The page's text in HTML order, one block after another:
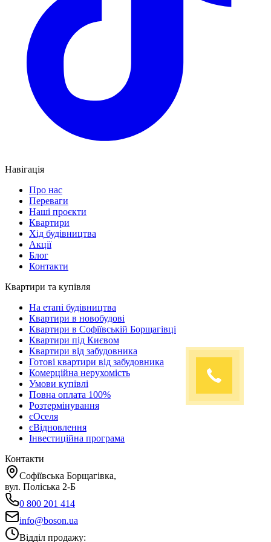
Навігація
Про нас
Переваги
Наші проєкти
Квартири
Хід будівництва
Акції
Блог
Контакти
Квартири та купівля
На етапі будівництва
Квартири в новобудові
Квартири в Софіївській Борщагівці
Квартири під Києвом
Квартири від забудовника
Готові квартири від забудовника
Комерційна нерухомість
Умови купівлі
Повна оплата 100%
Розтермінування
єОселя
єВідновлення
Інвестиційна програма
Контакти
Софіївська Борщагівка,
вул. Поліська 2-Б
0 800 201 414
info@boson.ua
Відділ продажу: